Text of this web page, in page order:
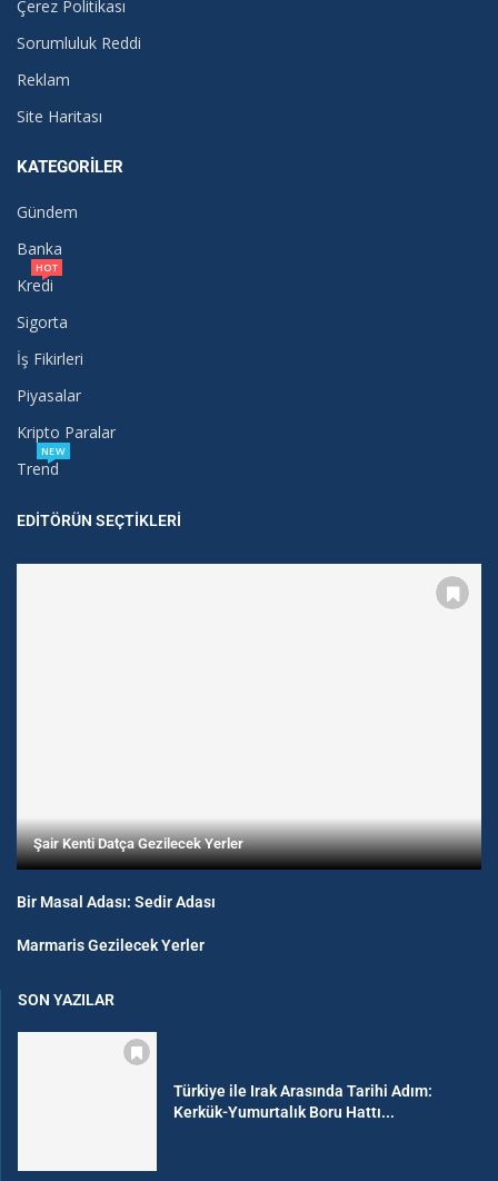
Çerez Politikası
Sorumluluk Reddi
Reklam
Site Haritası
KATEGORILER
Gündem
Banka
Kredi
HOT
Sigorta
İş Fikirleri
Piyasalar
Kripto Paralar
Trend
NEW
EDITÖRÜN SEÇTIKLERI
Şair Kenti Datça Gezilecek Yerler
Bir Masal Adası: Sedir Adası
Marmaris Gezilecek Yerler
SON YAZILAR
Türkiye ile Irak Arasında Tarihi Adım:
Kerkük-Yumurtalık Boru Hattı...